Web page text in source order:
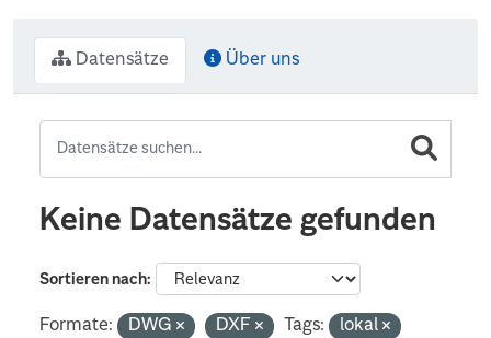
Datensätze Über uns
Keine Datensätze gefunden
Sortieren nach
Formate: DWG DXF Tags:
lokal